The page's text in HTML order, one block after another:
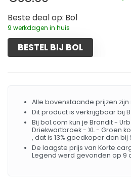
Beste deal op: Bol
9 werkdagen in huis
BESTEL BIJ BOL
Alle bovenstaande prijzen zijn
Dit product is verkrijgbaar bij
Bij bol.com kun je Brandit -
Driekwartbroek - XL - Groen
, dat is 13% goedkoper dan bij
De laagste prijs van Korte
Legend werd gevonden op 9